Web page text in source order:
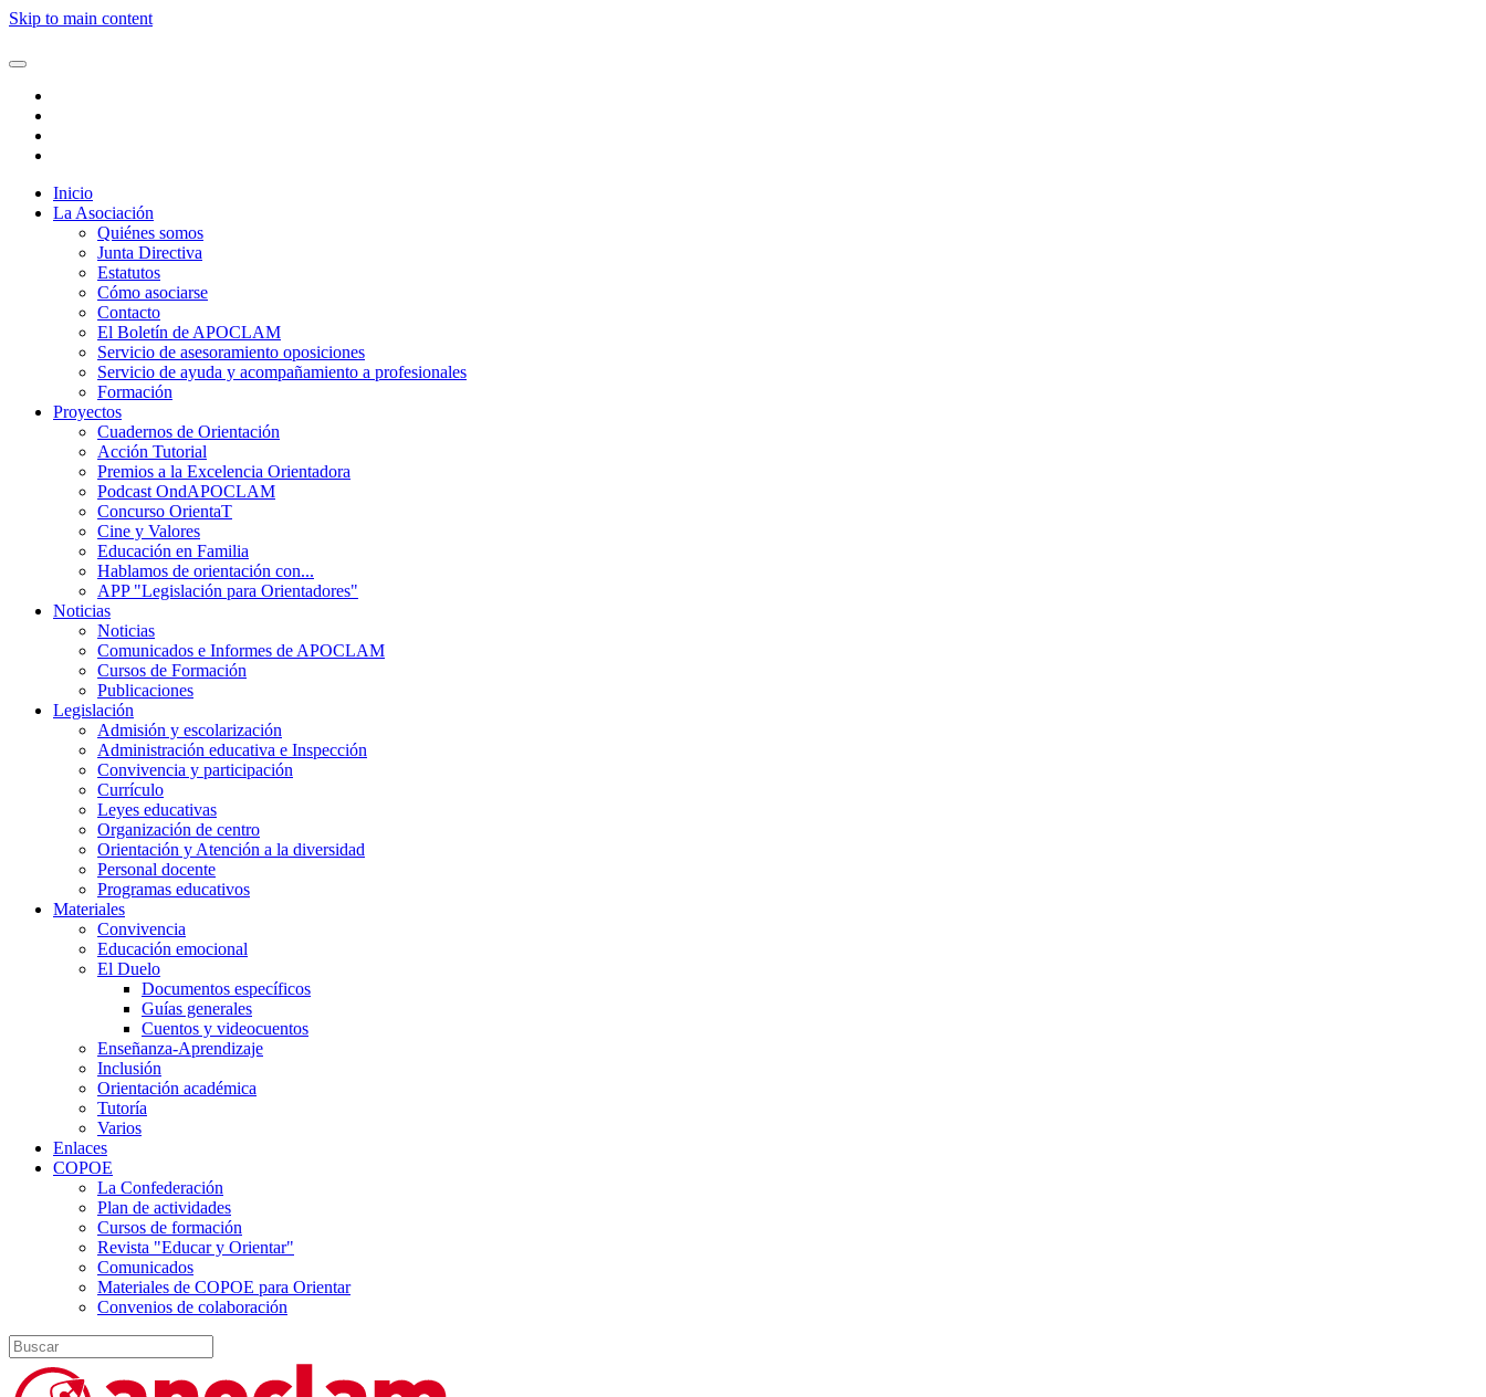
Skip to main content
Inicio
La Asociación
Quiénes somos
Junta Directiva
Estatutos
Cómo asociarse
Contacto
El Boletín de APOCLAM
Servicio de asesoramiento oposiciones
Servicio de ayuda y acompañamiento a profesionales
Formación
Proyectos
Cuadernos de Orientación
Acción Tutorial
Premios a la Excelencia Orientadora
Podcast OndAPOCLAM
Concurso OrientaT
Cine y Valores
Educación en Familia
Hablamos de orientación con...
APP "Legislación para Orientadores"
Noticias
Noticias
Comunicados e Informes de APOCLAM
Cursos de Formación
Publicaciones
Legislación
Admisión y escolarización
Administración educativa e Inspección
Convivencia y participación
Currículo
Leyes educativas
Organización de centro
Orientación y Atención a la diversidad
Personal docente
Programas educativos
Materiales
Convivencia
Educación emocional
El Duelo
Documentos específicos
Guías generales
Cuentos y videocuentos
Enseñanza-Aprendizaje
Inclusión
Orientación académica
Tutoría
Varios
Enlaces
COPOE
La Confederación
Plan de actividades
Cursos de formación
Revista "Educar y Orientar"
Comunicados
Materiales de COPOE para Orientar
Convenios de colaboración